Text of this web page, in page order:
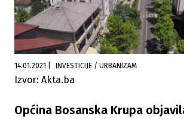
14.01.2021 INVESTICIJE / URBANIZAM
Izvor: Akta.ba
Općina Bosanska Krupa